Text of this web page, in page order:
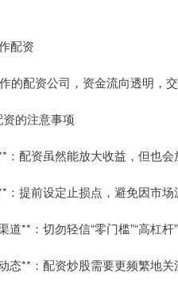
配资
的配资公司，资金流向透明，
的注意事项
：配资虽然能放大收益，但也
：提前设定止损点，避免因市场
道**：切勿轻信“零门槛”“高杠
态**：配资炒股需要更频繁地关